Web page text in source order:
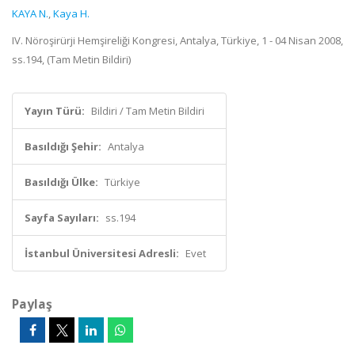
KAYA N.,Kaya H.
IV. Nöroşirürji Hemşireliği Kongresi, Antalya, Türkiye, 1 - 04 Nisan 2008,
ss.194, (Tam Metin Bildiri)
Yayın Türü: Bildiri / Tam Metin Bildiri
Basıldığı Şehir: Antalya
Basıldığı Ülke: Türkiye
Sayfa Sayıları: ss.194
İstanbul Üniversitesi Adresli: Evet
Paylaş